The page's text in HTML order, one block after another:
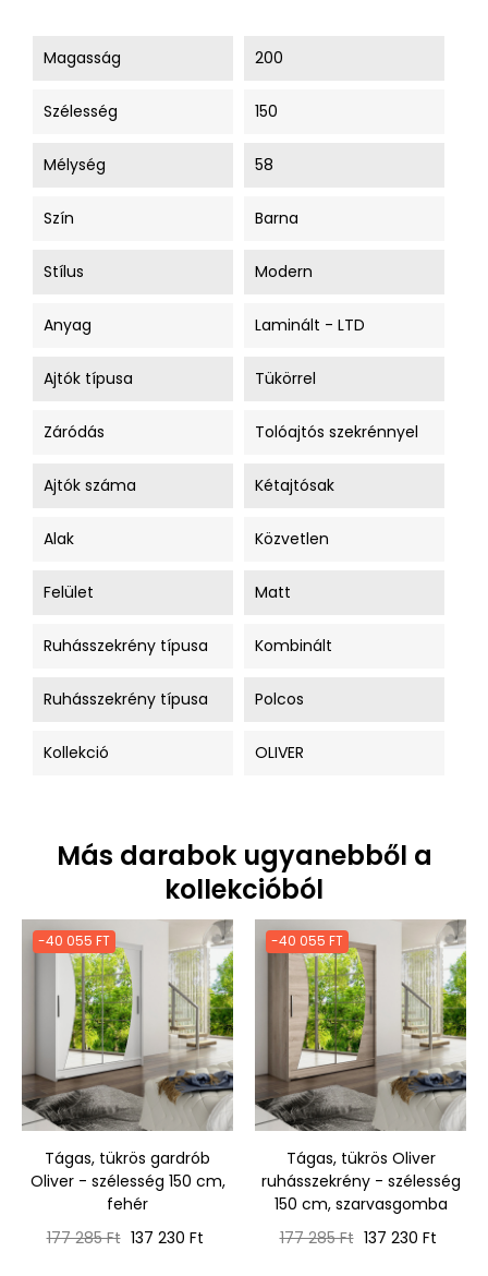
Magasság 200
Szélesség 150
Mélység 58
Szín Barna
Stílus Modern
Anyag Laminált - LTD
Ajtók típusa Tükörrel
Záródás Tolóajtós szekrénnyel
Ajtók száma Kétajtósak
Alak Közvetlen
Felület Matt
Ruhásszekrény típusa Kombinált
Ruhásszekrény típusa Polcos
Kollekció OLIVER
Más darabok ugyanebből a
kollekcióból
-40 055 FT
Tágas, tükrös gardrób
Oliver - szélesség 150 cm,
fehér
Normál
177 285 Ft Ár
137 230 Ft
-40 055 FT
Tágas, tükrös Oliver
ruhásszekrény - szélesség
150 cm, szarvasgomba
Normál
177 285 Ft Ár
137 230 Ft